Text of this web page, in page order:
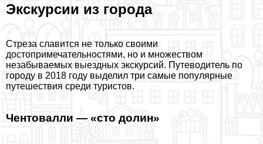
Экскурсии из города
Стреза славится не только своими
достопримечательностями, но и множеством
незабываемых выездных экскурсий. Путеводитель по
городу в 2018 году выделил три самые популярные
путешествия среди туристов.
Чентовалли — «сто долин»